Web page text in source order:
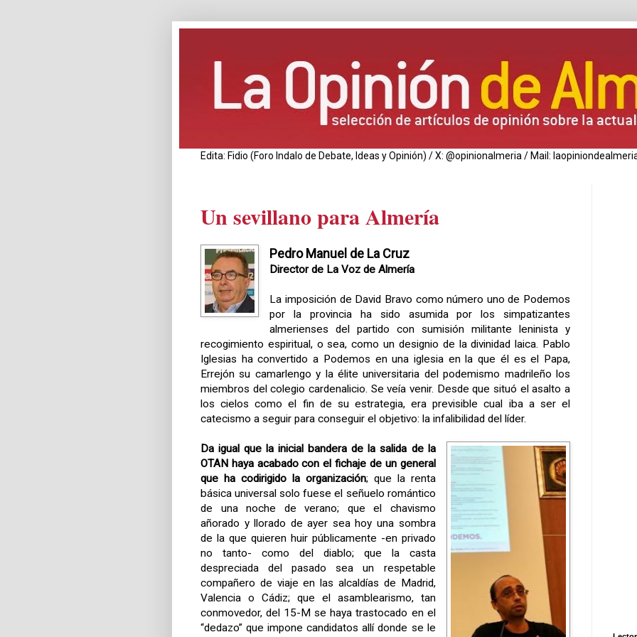
Edita: Fidio (Foro Indalo de Debate, Ideas y Opinión) / X: @opinionalmeria / Mail:
Un sevillano para Almería
Pedro Manuel de La Cruz
Director de La Voz de Almería
La imposición de David Bravo como número uno de Podemos
por la provincia ha sido asumida por los simpatizantes
almerienses del partido con sumisión militante leninista y
recogimiento espiritual, o sea, como un designio de la divinidad laica. Pablo
Iglesias ha convertido a Podemos en una iglesia en la que él es el Papa,
Errejón su camarlengo y la élite universitaria del podemismo madrileño los
miembros del colegio cardenalicio. Se veía venir. Desde que situó el asalto a
los cielos como el fin de su estrategia, era previsible cual iba a ser el
catecismo a seguir para conseguir el objetivo: la infalibilidad del líder.
Da igual que la inicial bandera de la salida de la
OTAN haya acabado con el fichaje de un general
que ha codirigido la organización; que la renta
básica universal solo fuese el señuelo romántico
de una noche de verano; que el chavismo
añorado y llorado de ayer sea hoy una sombra
de la que quieren huir públicamente -en privado
no tanto- como del diablo; que la casta
despreciada del pasado sea un respetable
compañero de viaje en las alcaldías de Madrid,
Valencia o Cádiz; que el asamblearismo, tan
conmovedor, del 15-M se haya trastocado en el
“dedazo” que impone candidatos allí donde se le